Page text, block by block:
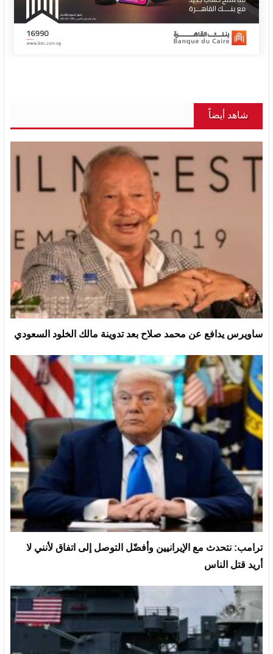
شاهد أيضاً
ساويرس يدافع عن محمد صلاح بعد تدوينة مالك الخلود السعودي
ترامب: نتحدث مع الإيرانيين وأفضّل التوصل إلى اتفاق لأنني لا
أريد قتل الناس